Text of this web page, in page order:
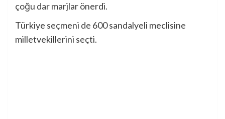
çoğu dar marjlar önerdi.
Türkiye seçmeni de 600 sandalyeli meclisine
milletvekillerini seçti.